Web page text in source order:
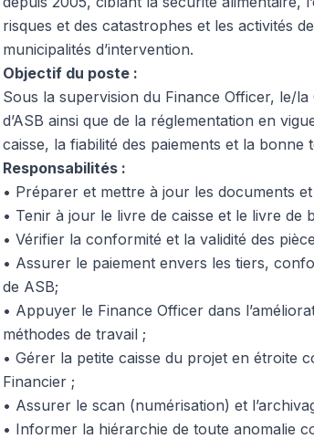
risques et des catastrophes et les activités
municipalités d’intervention.
Objectif du poste :
Sous la supervision du Finance Officer, le/
d’ASB ainsi que de la réglementation en
caisse, la fiabilité des paiements et la
Responsabilités :
• Préparer et mettre à jour les documents
• Tenir à jour le livre de caisse et le livre
• Vérifier la conformité et la validité des
• Assurer le paiement envers les tiers,
de ASB;
• Appuyer le Finance Officer dans
méthodes de travail ;
• Gérer la petite caisse du projet en étroite
Financier ;
• Assurer le scan (numérisation) et
• Informer la hiérarchie de toute anomalie